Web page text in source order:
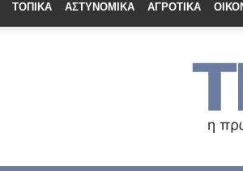
ΤΟΠΙΚΆ ΑΣΤΥΝΟΜΙΚΆ ΑΓΡΟΤΙΚΆ